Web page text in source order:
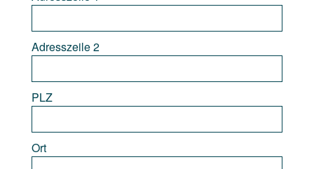
Adresszeile 2
PLZ
Ort